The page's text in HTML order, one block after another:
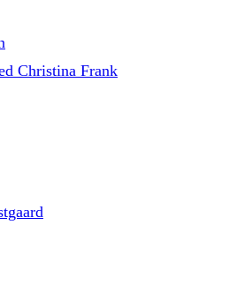
Christina Frank